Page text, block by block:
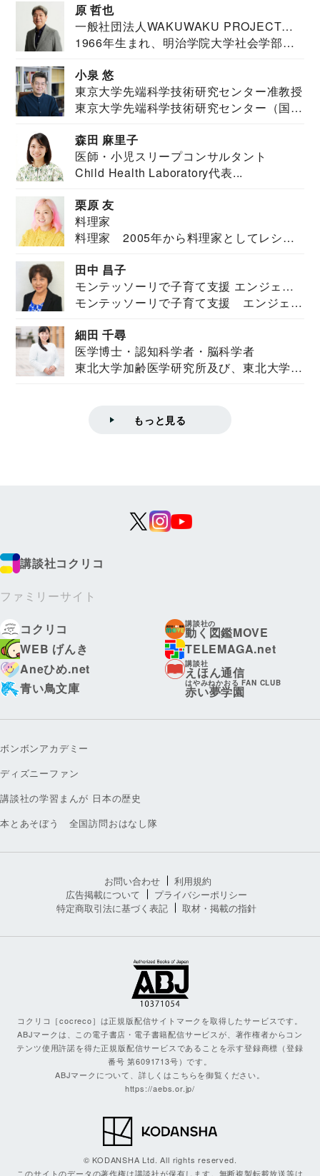
原 哲也
一般社団法人WAKUWAKU PROJECT
JAPAN代表・言語聴覚士・社会福祉士
1966年生まれ、明治学院大学社会学部福
小泉 悠
東京大学先端科学技術研究センター准教授
東京大学先端科学技術研究センター（国際
森田 麻里子
医師・小児スリープコンサルタント
Child Health Laboratory代表...
栗原 友
料理家
料理家 2005年から料理家としてレシピ
田中 昌子
モンテッソーリで子育て支援 エンジェル
ズハウス研究所所長
モンテッソーリで子育て支援 エンジェル
細田 千尋
医学博士・認知科学者・脳科学者
東北大学加齢医学研究所及び、東北大学大
もっと見る
講談社コクリコ
ファミリーサイト
コクリコ
講談社の
動く図鑑MOVE
WEB げんき
TELEMAGA.net
Aneひめ.net
講談社
えほん通信
青い鳥文庫
はやみねかおる FAN CLUB
赤い夢学園
ボンボンアカデミー
ディズニーファン
講談社の学習まんが 日本の歴史
本とあそぼう 全国訪問おはなし隊
お問い合わせ
利用規約
広告掲載について
プライバシーポリシー
特定商取引法に基づく表記
取材・掲載の指針
コクリコ［cocreco］は正規版配信サイトマークを取得したサービスです。
ABJマークは、この電子書店・電子書籍配信サービスが、著作権者からコン
テンツ使用許諾を得た正規版配信サービスであることを示す登録商標（登録
番号 第6091713号）です。
ABJマークについて、詳しくはこちらを御覧ください。
https://aebs.or.jp/
© KODANSHA Ltd. All rights reserved.
このサイトのデータの著作権は講談社が保有します。無断複製転載放送等は